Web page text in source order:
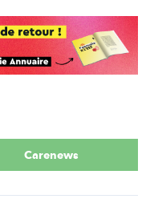
Carenews